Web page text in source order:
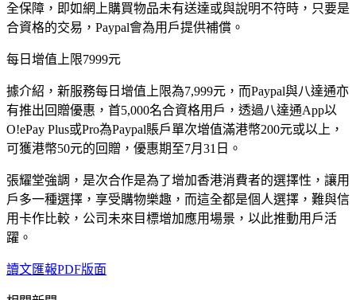
全保障，即如網上購買物品未有送達或與說明不符時，只要是
合資格的交易，Paypal會為用戶提供補償。
每日增值上限7999元
據介紹，新服務每日增值上限為7,999元，而Paypal與八達通亦
有推出回贈優惠，首5,000名合資格用戶，透過八達通App以
O!ePay Plus或Pro為Paypal賬戶單次增值滿港幣200元或以上，
可獲港幣50元的回贈，優惠期至7月31日。
張耀堂強調，是次合作是為了增加香港消費者的選擇性，讓用
戶多一種選擇，享受購物樂趣，而這全都是個人選擇，難與信
用卡作比較，公司未來目標增加應用場景，以此推動用戶活
躍。
讀文匯報PDF版面